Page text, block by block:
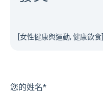
[女性健康與運動, 健康飲食]
您的姓名*